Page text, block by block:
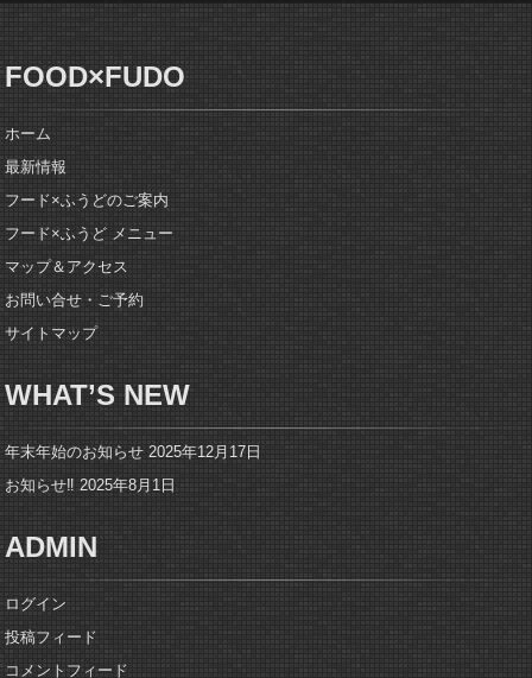
FOOD×FUDO
ホーム
最新情報
フード×ふうどのご案内
フード×ふうど メニュー
マップ＆アクセス
お問い合せ・ご予約
サイトマップ
WHAT’S NEW
年末年始のお知らせ 2025年12月17日
お知らせ‼️ 2025年8月1日
ADMIN
ログイン
投稿フィード
コメントフィード